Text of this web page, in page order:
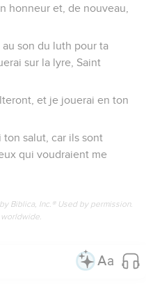
honneur et, de nouveau,
son du luth pour ta
sur la lyre, Saint
et je jouerai en ton
salut, car ils sont
qui voudraient me
Biblica, Inc.® Used by permission.